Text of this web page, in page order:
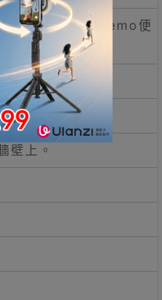
及以磁石貼上memo便
性好。
尺寸。
壁上。